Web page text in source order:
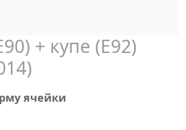
+ купе (E92)
ячейки